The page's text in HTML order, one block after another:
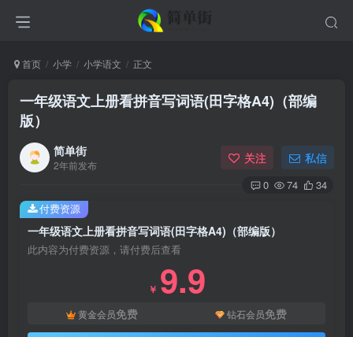
首页 小学 小学语文 正文
一年级语文上册看拼音写词语(田字格A4)（部编
版）
简单街
2年前发布 关注 私信
0 74 34
一年级语文上册看拼音写词语(田字格A4)（部编版）
此内容为付费资源，请付费后查看
￥ 9.9
黄金会员免费 钻石会员免费
付费资源